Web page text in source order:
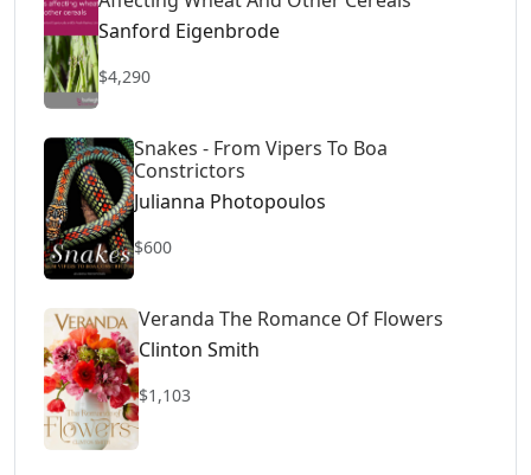
Sanford Eigenbrode
$4,290
Snakes - From Vipers To Boa
Constrictors
Julianna Photopoulos
$600
Veranda The Romance Of Flowers
Clinton Smith
$1,103